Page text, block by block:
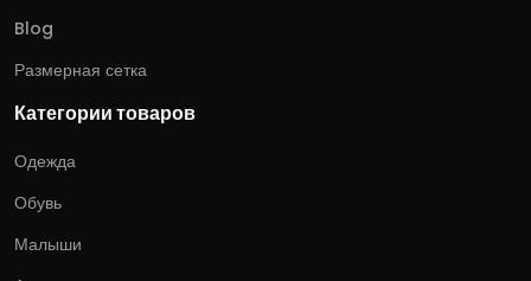
Blog
Размерная сетка
Категории товаров
Одежда
Обувь
Малыши